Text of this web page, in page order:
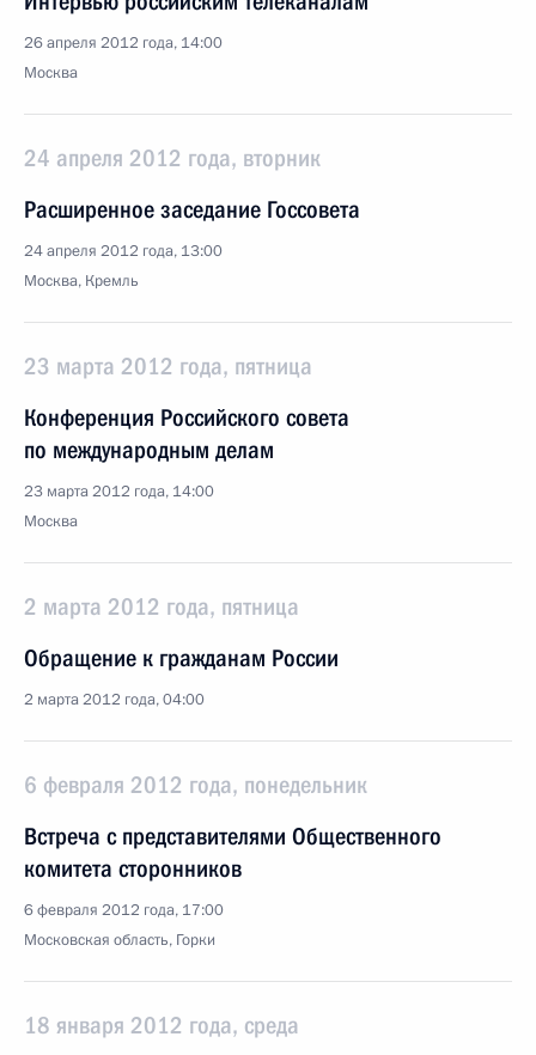
26 апреля 2012 года, 14:00
Москва
24 апреля 2012 года, вторник
Расширенное заседание Госсовета
24 апреля 2012 года, 13:00
Москва, Кремль
23 марта 2012 года, пятница
Конференция Российского совета
по международным делам
23 марта 2012 года, 14:00
Москва
2 марта 2012 года, пятница
Обращение к гражданам России
2 марта 2012 года, 04:00
6 февраля 2012 года, понедельник
Встреча с представителями Общественного
комитета сторонников
6 февраля 2012 года, 17:00
Московская область, Горки
18 января 2012 года, среда